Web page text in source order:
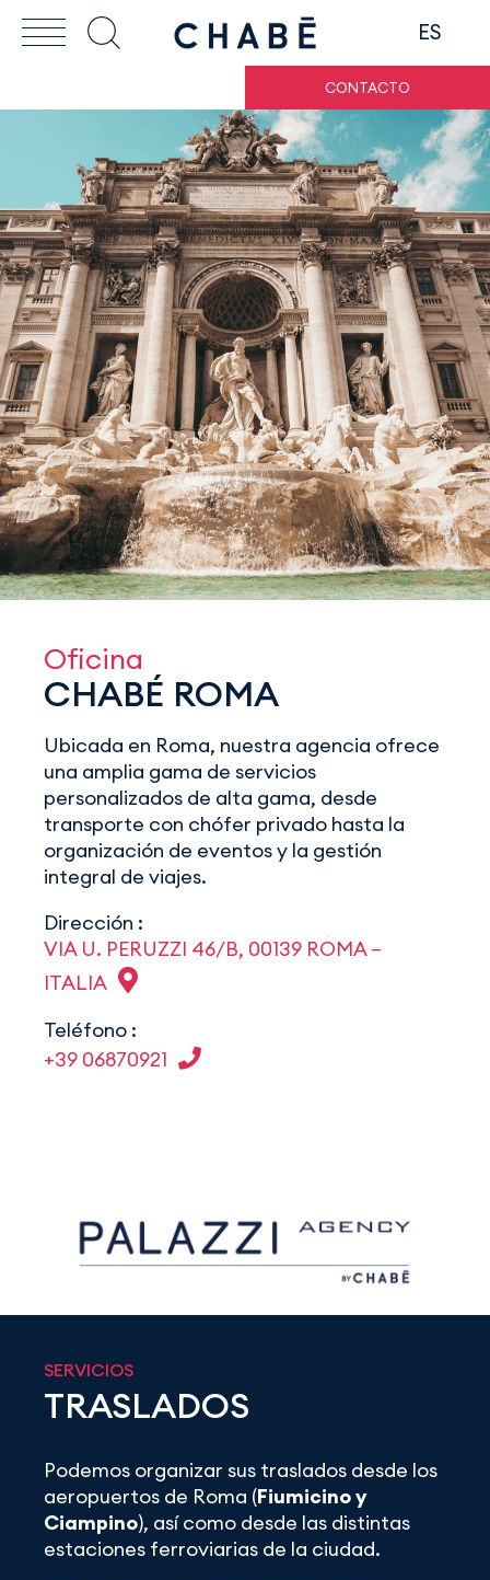
ES
CONTACTO
Oficina
CHABÉ ROMA
Ubicada en Roma, nuestra agencia ofrece
una amplia gama de servicios
personalizados de alta gama, desde
transporte con chófer privado hasta la
organización de eventos y la gestión
integral de viajes.
Dirección :
VIA U. PERUZZI 46/B, 00139 ROMA –
ITALIA
Teléfono :
+39 06870921
SERVICIOS
TRASLADOS
Podemos organizar sus traslados desde los
aeropuertos de Roma (Fiumicino y
Ciampino), así como desde las distintas
estaciones ferroviarias de la ciudad.